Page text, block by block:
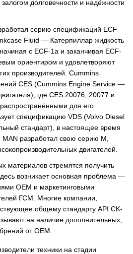
долговечности и надёжности
серию спецификаций ECF
Fluid — Катерпиллар жидкость
с ECF-1a и заканчивая ECF-
ориентиром и удовлетворяют
производителей. Cummins
CES (Cummins Engine Service —
где CES 20076, 20077 и
для его
спецификацию VDS (Volvo Diesel
стандарт), в настоящее время
MAN разработал свою серию M,
двигателей.
материалов стремятся получить
возникает основная проблема —
OEM и маркетинговыми
ГСМ. Многие компании,
общему стандарту API CK-
на наличие дополнительных,
от OEM.
техники на стадии